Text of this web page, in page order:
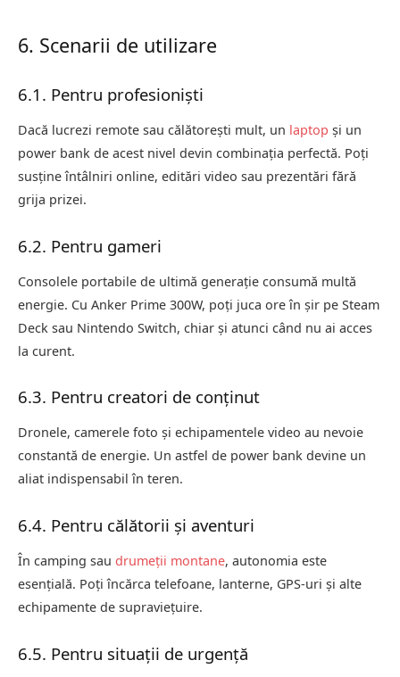
6. Scenarii de utilizare
6.1. Pentru profesioniști
Dacă lucrezi remote sau călătorești mult, un laptop și un
power bank de acest nivel devin combinația perfectă. Poți
susține întâlniri online, editări video sau prezentări fără
grija prizei.
6.2. Pentru gameri
Consolele portabile de ultimă generație consumă multă
energie. Cu Anker Prime 300W, poți juca ore în șir pe Steam
Deck sau Nintendo Switch, chiar și atunci când nu ai acces
la curent.
6.3. Pentru creatori de conținut
Dronele, camerele foto și echipamentele video au nevoie
constantă de energie. Un astfel de power bank devine un
aliat indispensabil în teren.
6.4. Pentru călătorii și aventuri
În camping sau drumeții montane, autonomia este
esențială. Poți încărca telefoane, lanterne, GPS-uri și alte
echipamente de supraviețuire.
6.5. Pentru situații de urgență